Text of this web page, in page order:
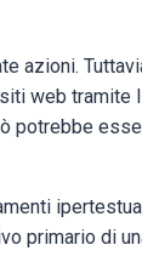
azioni.
web tramite
potrebbe
primario di